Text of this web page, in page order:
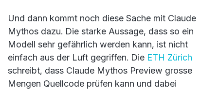
Und dann kommt noch diese Sache mit Claude
Mythos dazu. Die starke Aussage, dass so ein
Modell sehr gefährlich werden kann, ist nicht
einfach aus der Luft gegriffen. Die ETH Zürich
schreibt, dass Claude Mythos Preview grosse
Mengen Quellcode prüfen kann und dabei